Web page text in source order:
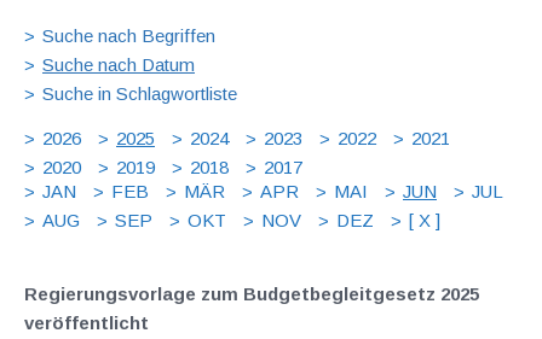
Suche nach Begriffen
Suche nach Datum
Suche in Schlagwortliste
2026 2025 2024 2023 2022
2021
2020
2019 2018
2017
JAN
FEB MÄR APR MAI JUN
JUL
AUG
SEP OKT NOV DEZ [ X ]
Regierungsvorlage zum Budgetbegleitgesetz 2025
veröffentlicht